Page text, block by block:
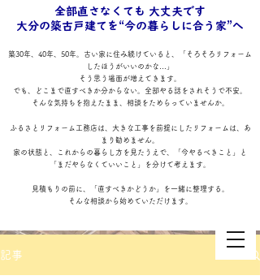
全部直さなくても 大丈夫です
大分の築古戸建てを“今の暮らしに合う家”へ
築30年、40年、50年。古い家に住み続けていると、「そろそろリフォーム
したほうがいいのかな…」
そう思う場面が増えてきます。
でも、どこまで直すべきか分からない。全部やる話をされそうで不安。
そんな気持ちを抱えたまま、相談をためらっていませんか。
ふるさとリフォーム工務店は、大きな工事を前提にしたリフォームは、あ
まり勧めません。
家の状態と、これからの暮らし方を見たうえで、「今やるべきこと」と
「まだやらなくていいこと」を分けて考えます。
見積もりの前に、「直すべきかどうか」を一緒に整理する。
そんな相談から始めていただけます。
記事